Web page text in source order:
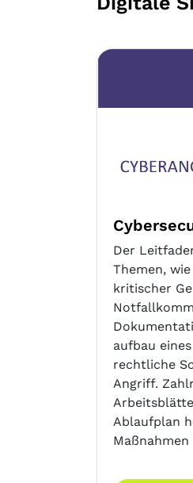
Der
Themen,
kritischer
aufbau
rechtliche
Angriff.
Ablaufplan